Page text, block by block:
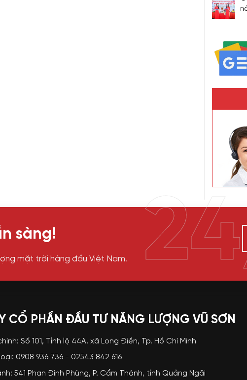
sàng!
mặt trời hàng đầu Việt Nam.
CỔ PHẦN ĐẦU TƯ NĂNG LƯỢNG VŨ SƠN
Số 101, Tỉnh lộ 44A, xã Long Điền, Tp. Hồ Chí Minh
0908 936 736 - 02543 842 616
541 Phan Đình Phùng, P. Cẩm Thành, tỉnh Quảng Ngãi